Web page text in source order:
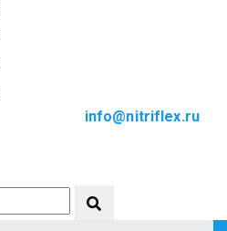
info@nitriflex.ru